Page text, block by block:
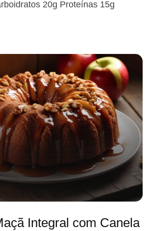
20g Proteínas 15g
Integral com Canela